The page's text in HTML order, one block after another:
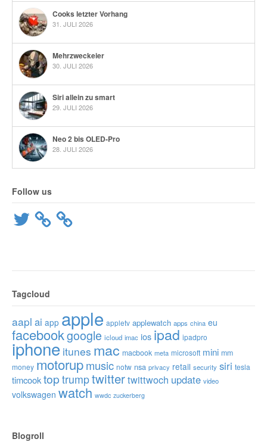
Cooks letzter Vorhang
31. JULI 2026
Mehrzweckeier
30. JULI 2026
Siri allein zu smart
29. JULI 2026
Neo 2 bis OLED-Pro
28. JULI 2026
Follow us
Twitter
Tagcloud
aapl ai app apple appletv applewatch apps china eu
facebookgoogle icloud imac ios ipad ipadpro
iphone itunes mac macbook meta microsoft mini mm
money motorupmusic notw nsa privacy retail security siri tesla
timcooktop trumptwittertwittwoch update video
volkswagen watch wwdc zuckerberg
Blogroll